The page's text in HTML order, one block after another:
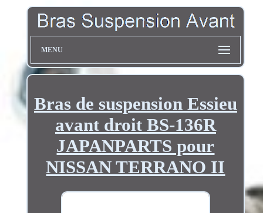
MENU
Bras de suspension Essieu
avant droit BS-136R
JAPANPARTS pour
NISSAN TERRANO II